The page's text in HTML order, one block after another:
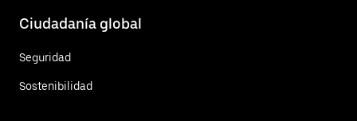
Ciudadanía global
Seguridad
Sostenibilidad